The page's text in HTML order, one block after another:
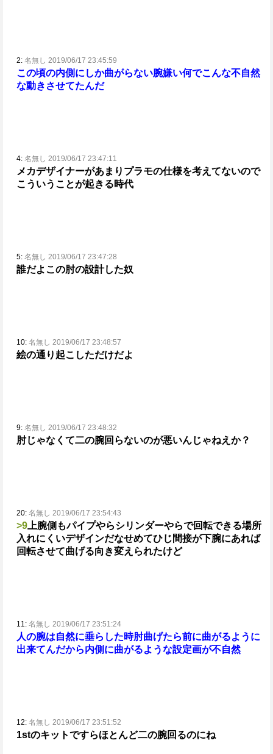
2: 名無し 2019/06/17 23:45:59
この頃の内側にしか曲がらない腕嫌い何でこんな不自然
な動きさせてたんだ
4: 名無し 2019/06/17 23:47:11
メカデザイナーがあまりプラモの仕様を考えてないので
こういうことが起きる時代
5: 名無し 2019/06/17 23:47:28
誰だよこの肘の設計した奴
10: 名無し 2019/06/17 23:48:57
絵の通り起こしただけだよ
9: 名無し 2019/06/17 23:48:32
肘じゃなくて二の腕回らないのが悪いんじゃねえか？
20: 名無し 2019/06/17 23:54:43
>9 上腕側もパイプやらシリンダーやらで回転できる場所
入れにくいデザインだなせめてひじ間接が下腕にあれば
回転させて曲げる向き変えられたけど
11: 名無し 2019/06/17 23:51:24
人の腕は自然に垂らした時肘曲げたら前に曲がるように
出来てんだから内側に曲がるような設定画が不自然
12: 名無し 2019/06/17 23:51:52
1stのキットですらほとんど二の腕回るのにね